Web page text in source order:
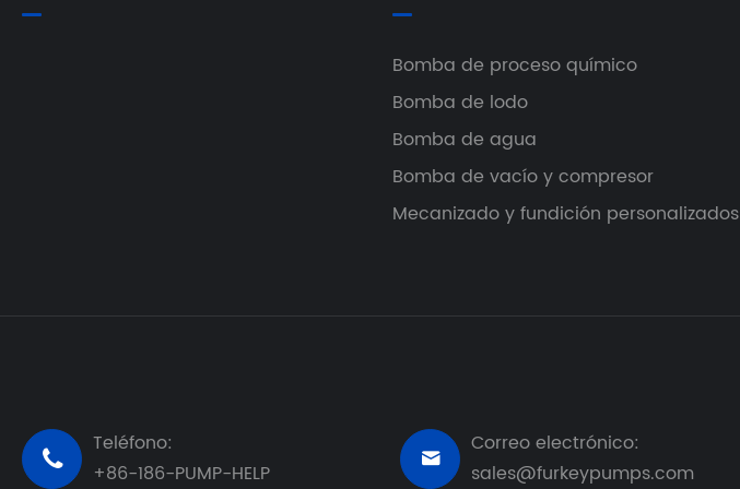
Bomba de proceso químico
Bomba de lodo
Bomba de agua
Bomba de vacío y compresor
Mecanizado y fundición personalizados

Teléfono:
+86-186-PUMP-HELP

Correo electrónico:
sales@furkeypumps.com